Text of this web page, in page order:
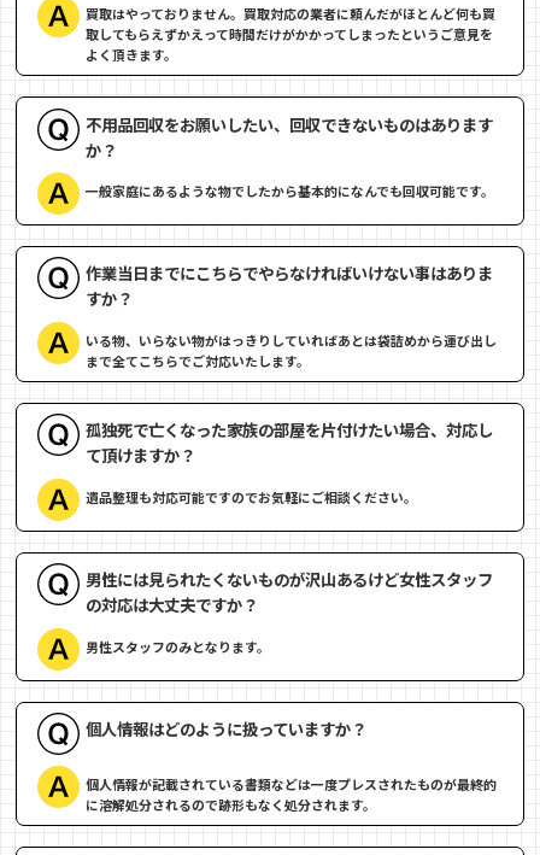
買取はやっておりません。買取対応の業者に頼んだがほとんど何も買
取してもらえずかえって時間だけがかかってしまったというご意見を
よく頂きます。
不用品回収をお願いしたい、回収できないものはあります
か？
一般家庭にあるような物でしたから基本的になんでも回収可能です。
作業当日までにこちらでやらなければいけない事はありま
すか？
いる物、いらない物がはっきりしていればあとは袋詰めから運び出し
まで全てこちらでご対応いたします。
孤独死で亡くなった家族の部屋を片付けたい場合、対応し
て頂けますか？
遺品整理も対応可能ですのでお気軽にご相談ください。
男性には見られたくないものが沢山あるけど女性スタッフ
の対応は大丈夫ですか？
男性スタッフのみとなります。
個人情報はどのように扱っていますか？
個人情報が記載されている書類などは一度プレスされたものが最終的
に溶解処分されるので跡形もなく処分されます。